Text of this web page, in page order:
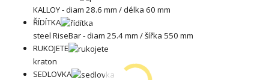
KALLOY - diam 28.6 mm / délka 60 mm
ŘÍDÍTKA
steel RiseBar - diam 25.4 mm / šířka 550 mm
RUKOJETE
kraton
SEDLOVKA